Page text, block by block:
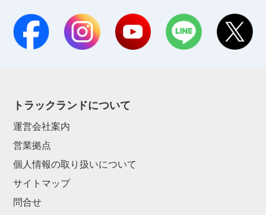
トラックランドについて
運営会社案内
営業拠点
個人情報の取り扱いについて
サイトマップ
問合せ